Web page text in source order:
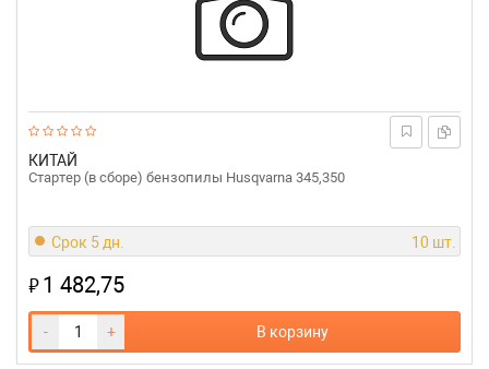
КИТАЙ
Стартер (в сборе) бензопилы Husqvarna 345,350
Срок 5 дн. 10 шт.
₽1 482,75
- + В корзину